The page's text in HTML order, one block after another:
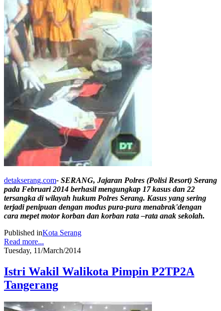
detakserang.com- SERANG, Jajaran Polres (Polisi Resort) Serang
pada Februari 2014 berhasil mengungkap 17 kasus dan 22
tersangka di wilayah hukum Polres Serang. Kasus yang sering
terjadi penipuan dengan modus pura-pura menabrak'dengan
cara mepet motor korban dan korban rata –rata anak sekolah.
Published inKota Serang
Read more...
Tuesday, 11/March/2014
Istri Wakil Walikota Pimpin P2TP2A
Tangerang